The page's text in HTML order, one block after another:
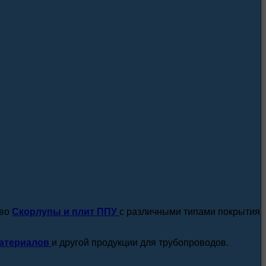
Скорлупы и плит ППУ с различными типами покрытия
и другой продукции для трубопроводов.